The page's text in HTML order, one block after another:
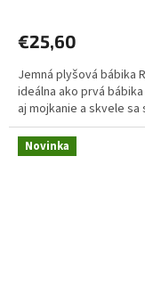
€25,60
Jemná plyšová bábika
ideálna ako prvá
aj mojkanie a skvele sa
Novinka